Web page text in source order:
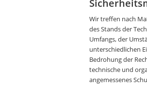
Wir treffen nach
des Stands der
Umfangs, der
unterschiedlichen
Bedrohung der
technische und
angemessenes